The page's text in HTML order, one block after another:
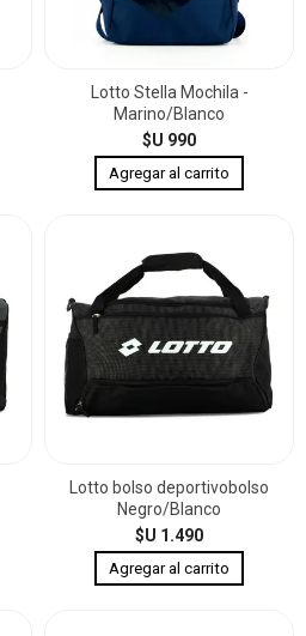
Lotto Stella Mochila -
Marino/Blanco
$U 990
Lotto bolso deportivobolso
Negro/Blanco
$U 1.490